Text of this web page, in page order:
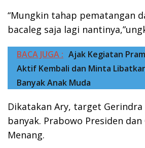
“Mungkin tahap pematangan
bacaleg saja lagi
BACA JUGA : Ajak Kegiatan
Aktif Kembali dan Minta
Banyak Anak Muda
Dikatakan Ary, target
banyak. Prabowo Presiden
Menang.